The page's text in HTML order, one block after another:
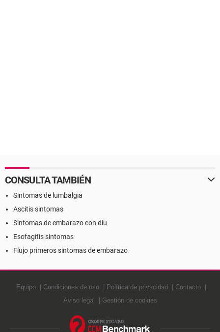
CONSULTA TAMBIÉN
Sintomas de lumbalgia
Ascitis sintomas
Sintomas de embarazo con diu
Esofagitis sintomas
Flujo primeros sintomas de embarazo
Equipo Condiciones de uso Política de privacidad
Contacto
Aviso legal
Gestión de cookies